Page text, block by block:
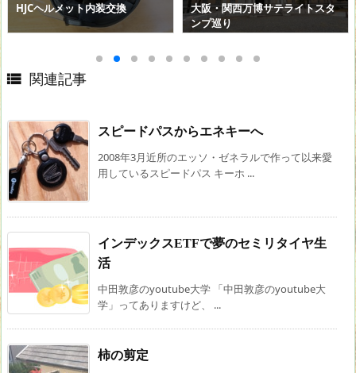
HJCヘルメット内装交換
大阪・関西万博サテライトスタ
ンプ巡り
 関連記事
スピードパスからエネキーへ
2008年3月近所のエッソ・ゼネラルで作って以来愛
用しているスピードパス キーホ ...
インデックスETFで夢のセミリタイヤ生
活
中田敦彦のyoutube大学 「中田敦彦のyoutube大
学」ってありますけど、 ...
柿の剪定